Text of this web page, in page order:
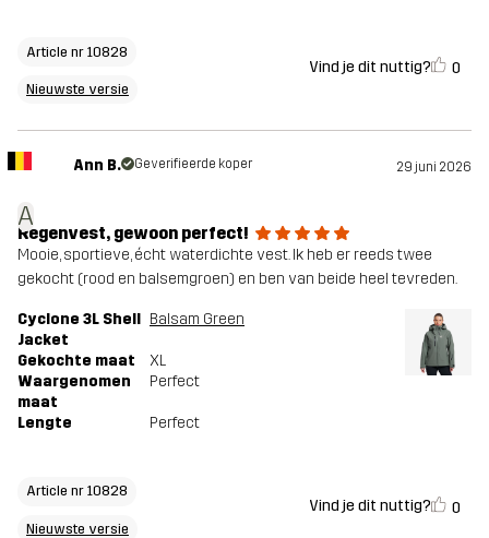
Article nr 10828
Nieuwste versie
Vind je dit nuttig? 0
A
Ann B. Geverifieerde koper 29 juni 2026
Regenvest, gewoon perfect!
Mooie, sportieve, écht waterdichte vest. Ik heb er reeds twee
gekocht (rood en balsemgroen) en ben van beide heel tevreden.
Cyclone 3L Shell
Jacket
Balsam Green
Gekochte maat
XL
Waargenomen
maat
Perfect
Lengte Perfect
Article nr 10828
Nieuwste versie
Vind je dit nuttig? 0